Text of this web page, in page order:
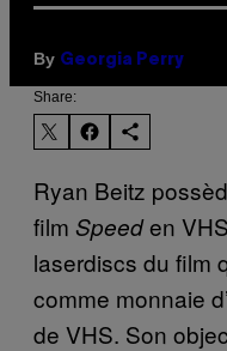
By Georgia Perry
Share:
Ryan Beitz
film Speeden
laserdiscs du film
comme monnaie
de VHS. Son